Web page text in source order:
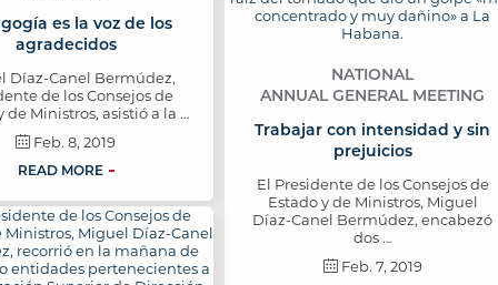
es la voz de los
agradecidos
Díaz-Canel Bermúdez,
de los Consejos de
de Ministros, asistió a la …
Feb. 8, 2019
READ MORE
NATIONAL
ANNUAL GENERAL MEETING
Trabajar con intensidad y sin
prejuicios
El Presidente de los Consejos de
Estado y de Ministros, Miguel
Díaz-Canel Bermúdez, encabezó
dos …
Feb. 7, 2019